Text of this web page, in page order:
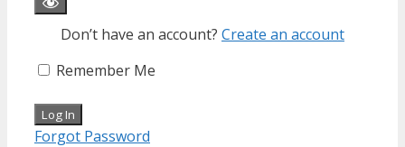
Don’t have an account? Create an account
Remember Me
Forgot Password